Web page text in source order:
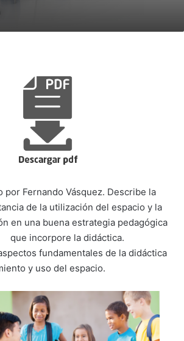
por Fernando Vásquez. Describe la
de la utilización del espacio y la
en una buena estrategia pedagógica
que incorpore la didáctica.
fundamentales de la didáctica
y uso del espacio.